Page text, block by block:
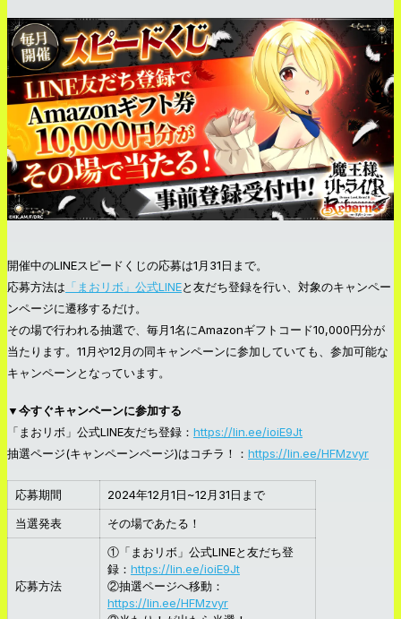
開催中のLINEスピードくじの応募は1月31日まで。
応募方法は 「まおリボ」公式LINEと友だち登録を行い、対象のキャンペー
ンページに遷移するだけ。
その場で行われる抽選で、毎月1名にAmazonギフトコード10,000円分が
当たります。11月や12月の同キャンペーンに参加していても、参加可能な
キャンペーンとなっています。
▼今すぐキャンペーンに参加する
「まおリボ」公式LINE友だち登録： https://lin.ee/ioiE9Jt
抽選ページ(キャンペーンページ)はコチラ！： https://lin.ee/HFMzvyr
応募期間
2024年12月1日~12月31日まで
当選発表
その場であたる！
応募方法
①「まおリボ」公式LINEと友だち登
録： https://lin.ee/ioiE9Jt
②抽選ページへ移動：
https://lin.ee/HFMzvyr